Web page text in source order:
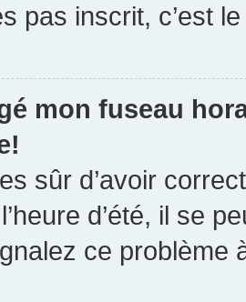
pas inscrit, c’est
mon fuseau
sûr d’avoir
d’été, il se
ce problème